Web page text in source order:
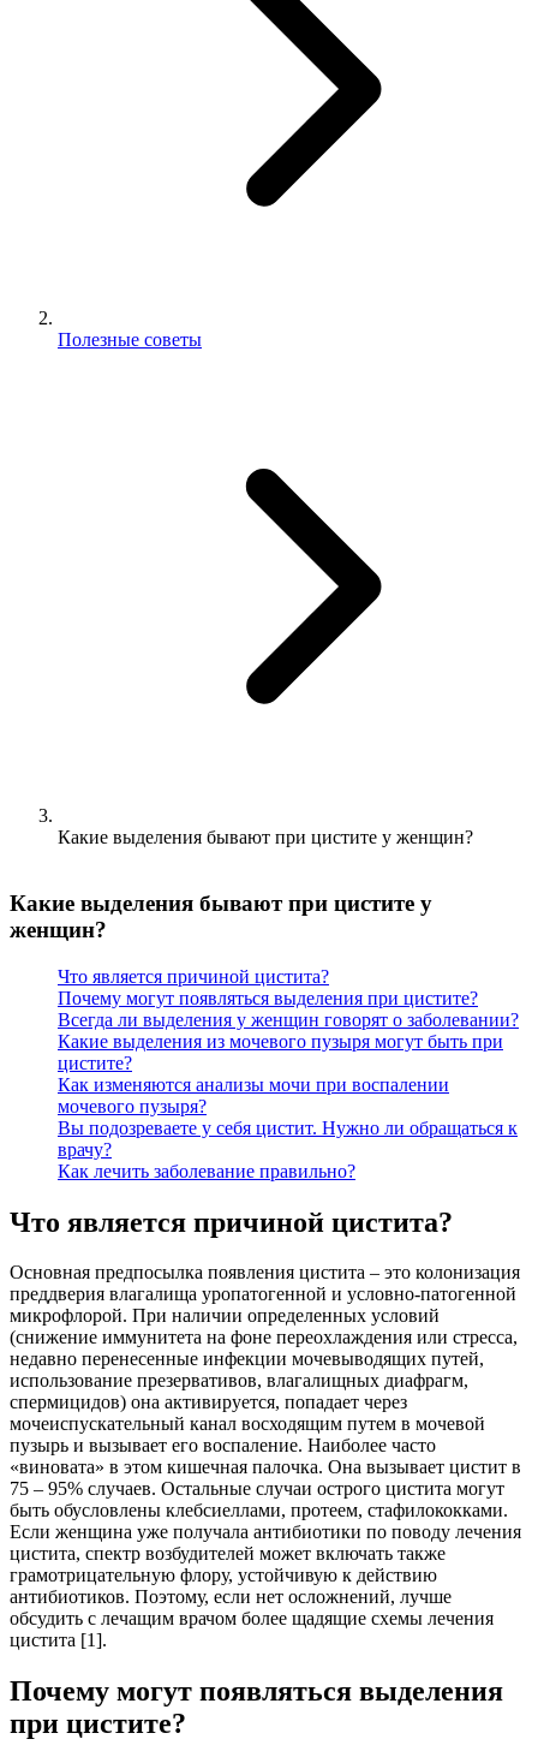
Полезные советы
Какие выделения бывают при цистите у женщин?
Какие выделения бывают при цистите у
женщин?
Что является причиной цистита?
Почему могут появляться выделения при цистите?
Всегда ли выделения у женщин говорят о заболевании?
Какие выделения из мочевого пузыря могут быть при
цистите?
Как изменяются анализы мочи при воспалении
мочевого пузыря?
Вы подозреваете у себя цистит. Нужно ли обращаться к
врачу?
Как лечить заболевание правильно?
Что является причиной цистита?
Основная предпосылка появления цистита – это колонизация
преддверия влагалища уропатогенной и условно-патогенной
микрофлорой. При наличии определенных условий
(снижение иммунитета на фоне переохлаждения или стресса,
недавно перенесенные инфекции мочевыводящих путей,
использование презервативов, влагалищных диафрагм,
спермицидов) она активируется, попадает через
мочеиспускательный канал восходящим путем в мочевой
пузырь и вызывает его воспаление. Наиболее часто
«виновата» в этом кишечная палочка. Она вызывает цистит в
75 – 95% случаев. Остальные случаи острого цистита могут
быть обусловлены клебсиеллами, протеем, стафилококками.
Если женщина уже получала антибиотики по поводу лечения
цистита, спектр возбудителей может включать также
грамотрицательную флору, устойчивую к действию
антибиотиков. Поэтому, если нет осложнений, лучше
обсудить с лечащим врачом более щадящие схемы лечения
цистита [1].
Почему могут появляться выделения
при цистите?